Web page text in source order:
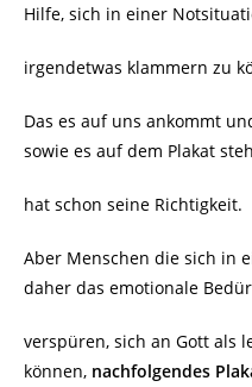
Hilfe, sich in einer
irgendetwas klammern zu
Das es auf uns ankommt
sowie es auf dem Plakat
hat schon seine Richtigkeit.
Aber Menschen die sich in
daher das emotionale
verspüren, sich an Gott als
können, nachfolgendes